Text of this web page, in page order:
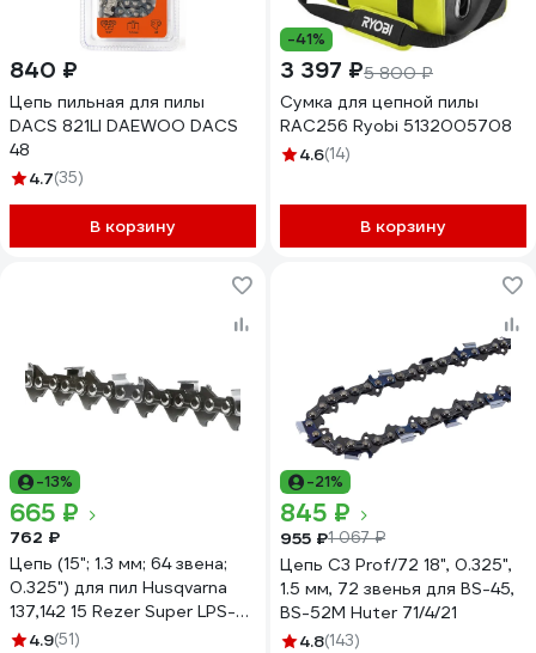
840 ₽
Цепь пильная для пилы
DACS 821LI DAEWOO DACS
48
4.7(35)
В корзину
-41%
3 397 ₽5 800 ₽
Сумка для цепной пилы
RAC256 Ryobi 5132005708
4.6(14)
В корзину
-13%
665 ₽
762 ₽
Цепь (15"; 1.3 мм; 64 звена;
0.325") для пил Husqvarna
137,142 15 Rezer Super LPS-8-
1,3-64
4.9(51)
-21%
845 ₽
955 ₽1 067 ₽
Цепь C3 Prof/72 18", 0.325",
1.5 мм, 72 звенья для BS-45,
BS-52M Huter 71/4/21
4.8(143)